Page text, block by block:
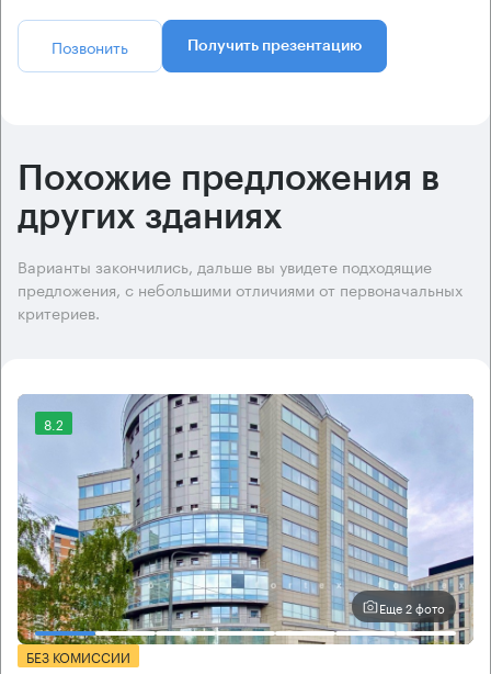
Позвонить Получить презентацию
Похожие предложения в
других зданиях
Варианты закончились, дальше вы увидете подходящие
предложения, с небольшими отличиями от первоначальных
критериев.
8.2
Еще 2 фото
БЕЗ КОМИССИИ